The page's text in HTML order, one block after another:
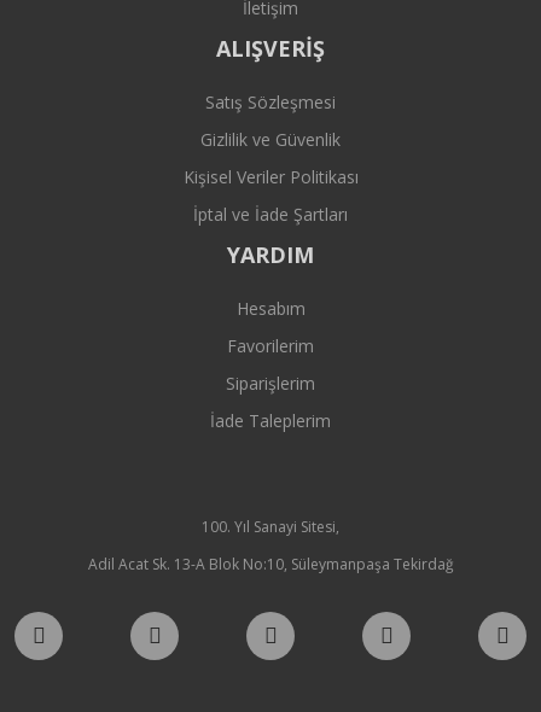
İletişim
ALIŞVERİŞ
Satış Sözleşmesi
Gizlilik ve Güvenlik
Kişisel Veriler Politikası
İptal ve İade Şartları
YARDIM
Hesabım
Favorilerim
Siparişlerim
İade Taleplerim
100. Yıl Sanayi Sitesi,
Adil Acat Sk. 13-A Blok No:10, Süleymanpaşa Tekirdağ